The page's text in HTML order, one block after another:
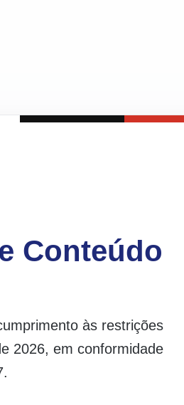
Conteúdo
às restrições
2026, em conformidade